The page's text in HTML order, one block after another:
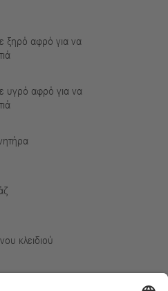
ξηρό αφρό για να
υγρό αφρό για να
κλειδιού